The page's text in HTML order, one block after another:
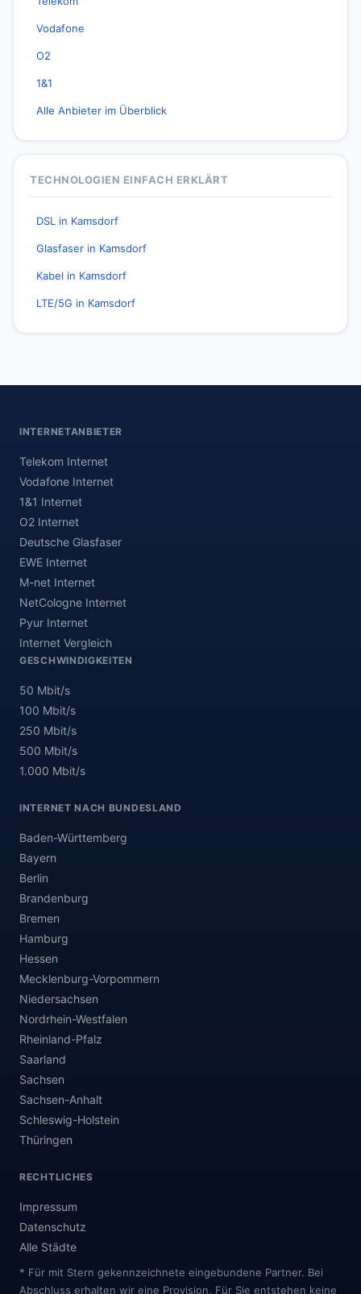
Vodafone
O2
1&1
Alle Anbieter im Überblick
TECHNOLOGIEN EINFACH ERKLÄRT
DSL in Kamsdorf
Glasfaser in Kamsdorf
Kabel in Kamsdorf
LTE/5G in Kamsdorf
INTERNETANBIETER
Telekom Internet
Vodafone Internet
1&1 Internet
O2 Internet
Deutsche Glasfaser
EWE Internet
M-net Internet
NetCologne Internet
Pyur Internet
Internet Vergleich
GESCHWINDIGKEITEN
50 Mbit/s
100 Mbit/s
250 Mbit/s
500 Mbit/s
1.000 Mbit/s
INTERNET NACH BUNDESLAND
Baden-Württemberg
Bayern
Berlin
Brandenburg
Bremen
Hamburg
Hessen
Mecklenburg-Vorpommern
Niedersachsen
Nordrhein-Westfalen
Rheinland-Pfalz
Saarland
Sachsen
Sachsen-Anhalt
Schleswig-Holstein
Thüringen
RECHTLICHES
Impressum
Datenschutz
Alle Städte
* Für mit Stern gekennzeichnete eingebundene Partner. Bei
Abschluss erhalten wir eine Provision. Für Sie entstehen keine